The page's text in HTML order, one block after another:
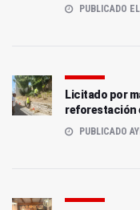
PUBLICADO
Licitado por
reforestación
PUBLICADO